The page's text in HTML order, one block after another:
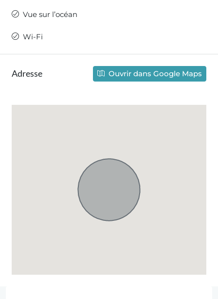
Vue sur l’océan
Wi-Fi
Adresse Ouvrir dans Google Maps